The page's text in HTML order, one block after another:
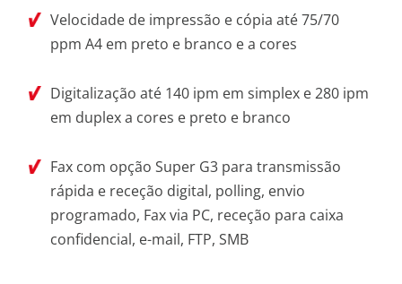
Velocidade de impressão e cópia até 75/70
ppm A4 em preto e branco e a cores
Digitalização até 140 ipm em simplex e 280 ipm
em duplex a cores e preto e branco
Fax com opção Super G3 para transmissão
rápida e receção digital, polling, envio
programado, Fax via PC, receção para caixa
confidencial, e-mail, FTP, SMB